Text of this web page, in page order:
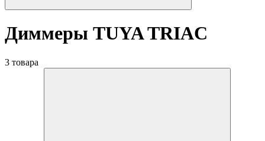
Диммеры TUYA TRIAC
3 товара